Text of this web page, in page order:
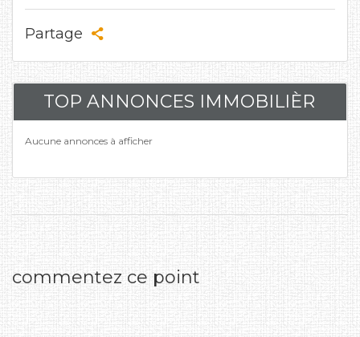
Partage
TOP ANNONCES IMMOBILIÈR
Aucune annonces à afficher
commentez ce point